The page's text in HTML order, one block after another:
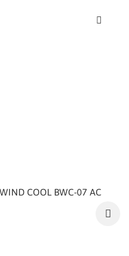
COOL BWC-07 AC